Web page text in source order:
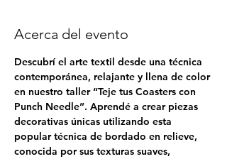
Acerca del evento
Descubrí el arte textil desde una técnica
contemporánea, relajante y llena de color
en nuestro taller “Teje tus Coasters con
Punch Needle”. Aprendé a crear piezas
decorativas únicas utilizando esta
popular técnica de bordado en relieve,
conocida por sus texturas suaves,